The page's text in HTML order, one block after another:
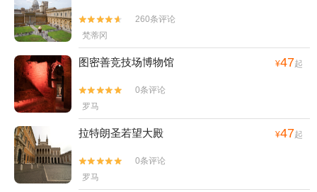


260条评论
梵蒂冈
图密善竞技场博物馆 ¥47起


0条评论
罗马
拉特朗圣若望大殿 ¥47起


0条评论
罗马